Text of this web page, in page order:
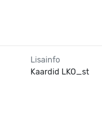
Lisainfo
Kaardid LKO_st